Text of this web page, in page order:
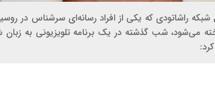
شبکه راشاتودی که یکی از افراد رسانه‌ای سرشناس در
می‌شود، شب گذشته در یک برنامه تلویزیونی به